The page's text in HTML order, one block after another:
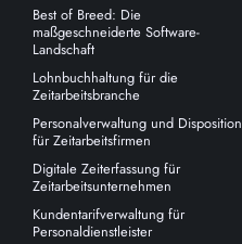
Best of Breed: Die
maßgeschneiderte Software-
Landschaft
Lohnbuchhaltung für die
Zeitarbeitsbranche
Personalverwaltung und Disposition
für Zeitarbeitsfirmen
Digitale Zeiterfassung für
Zeitarbeitsunternehmen
Kundentarifverwaltung für
Personaldienstleister